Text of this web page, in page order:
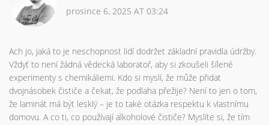
prosince 6, 2025 AT 03:24
Ach jo, jaká to je neschopnost lidí dodržet základní pravidla údržby.
Vždyť to není žádná vědecká laboratoř, aby si zkoušeli šílené
experimenty s chemikáliemi. Kdo si myslí, že může přidat
dvojnásobek čističe a čekat, že podlaha přežije? Není to jen o tom,
že laminát má být lesklý – je to také otázka respektu k vlastnímu
domovu. A co ti, co používají alkoholové čističe? Myslíte si, že tím